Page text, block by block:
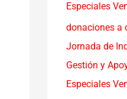
Especiales
donaciones a
Jornada de
Gestión y
Especiales